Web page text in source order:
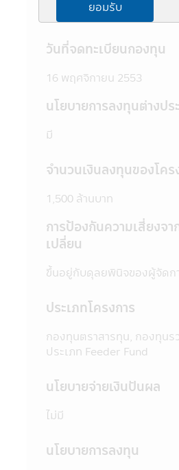
"คำเตือน/ข้อแนะนำ" และคว
ข้อมูลเพิ่มเติมสามารถขอหนั
ข้อมูลโครงการ และสอบถามร
บริษัทจัดการ หรือผู้สนับสนุนก
แต่งตั้งจากบริษัทจัดการทุกแ
4. บริษัทจัดการอาจลงทุนใ
ทรัพย์สินอื่นเพื่อบริษัทจัดการ
บริษัทจัดการลงทุนในหลักท
กรรมการ ก.ล.ต. กำหนด ทั้ง
ที่ต้องการทราบข้อมูลการลง
จัดการในรายละเอียด สามา
ตั้งจากบริษัทจัดการทุกแห่ง แ
กรรมการ ก.ล.ต.
กลุ่มอุตสาหกรรมใดอุตสาหก
ในหนังสือชี้ชวนให้เข้าใจก่อ
6. ในกรณีที่มีเหตุการณ์ไม่ป
ได้รับชำระเงินค่าขายคืนหน่ว
เวลาที่กำหนด หรืออาจไม่สา
ลงทุนได้ตามที่มีคำสั่งไว้ หรืออ
ค่าขายคืนหน่วยลงทุนล่าช้ากว่
กำหนดไว้ในหนังสือชี้ชวน
7. ในกรณีที่กองทุนรวมไม่สา
สินทรัพย์สภาพคล่องได้ตามที่
ขายคืนหน่วยลงทุนได้ตามที่มีค
ยอมรับ
6 (เสี่ยงสูง)
วันที่จดทะเบียนกองทุน
16 พฤศจิกายน 2553
นโยบายการลงทุนต่างปร
มี
จำนวนเงินลงทุนของโคร
1,500 ล้านบาท
การป้องกันความเสี่ยงจ
เปลี่ยน
ขึ้นอยู่กับดุลยพินิจของผู้จัดก
ประเภทโครงการ
กองทุนตราสารทุน, กองทุน
ประเภท Feeder Fund
นโยบายจ่ายเงินปันผล
ไม่มี
นโยบายการลงทุน